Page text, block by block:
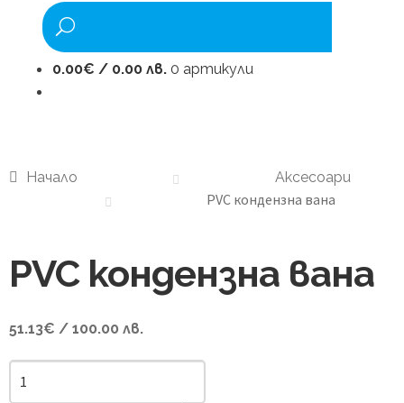
Климатици с безплатен монтаж
Климатици
Пречистватели
Референции
0.00€ / 0.00 лв. 0 артикули
Начало Аксесоари
PVC кондензна вана
PVC кондензна вана
51.13€ / 100.00 лв.
за